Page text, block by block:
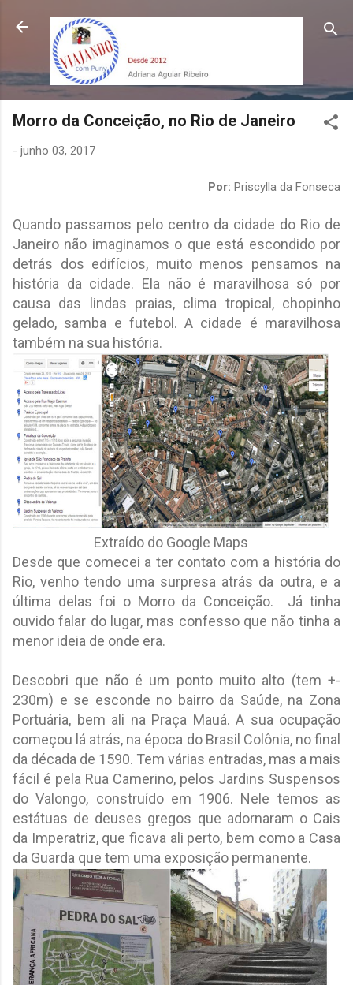
Pular para o conteúdo principal
Morro da Conceição, no Rio de Janeiro
- junho 03, 2017
Por: Priscylla da Fonseca
Quando passamos pelo centro da cidade do Rio de
Janeiro não imaginamos o que está escondido por
detrás dos edifícios, muito menos pensamos na
história da cidade. Ela não é maravilhosa só por
causa das lindas praias, clima tropical, chopinho
gelado, samba e futebol. A cidade é maravilhosa
também na sua história.
Extraído do Google Maps
Desde que comecei a ter contato com a história do
Rio, venho tendo uma surpresa atrás da outra, e a
última delas foi o Morro da Conceição. Já tinha
ouvido falar do lugar, mas confesso que não tinha a
menor ideia de onde era.
Descobri que não é um ponto muito alto (tem +-
230m) e se esconde no bairro da Saúde, na Zona
Portuária, bem ali na Praça Mauá. A sua ocupação
começou lá atrás, na época do Brasil Colônia, no final
da década de 1590. Tem várias entradas, mas a mais
fácil é pela Rua Camerino, pelos Jardins Suspensos
do Valongo, construído em 1906. Nele temos as
estátuas de deuses gregos que adornaram o Cais
da Imperatriz, que ficava ali perto, bem como a Casa
da Guarda que tem uma exposição permanente.